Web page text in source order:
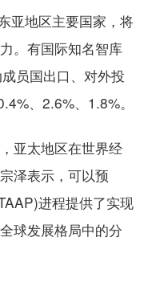
地区主要国家，将
。有国际知名智库
员国出口、对外投
、2.6%、1.8%。
亚太地区在世界经
泽表示，可以预
进程提供了实现
球发展格局中的分